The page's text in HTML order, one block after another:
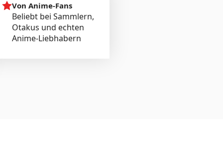
Von Anime-Fans
Beliebt bei Sammlern,
Otakus und echten
Anime-Liebhabern